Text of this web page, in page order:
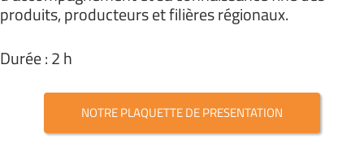
produits, producteurs et filières régionaux.
Durée : 2 h
NOTRE PLAQUETTE DE PRESENTATION